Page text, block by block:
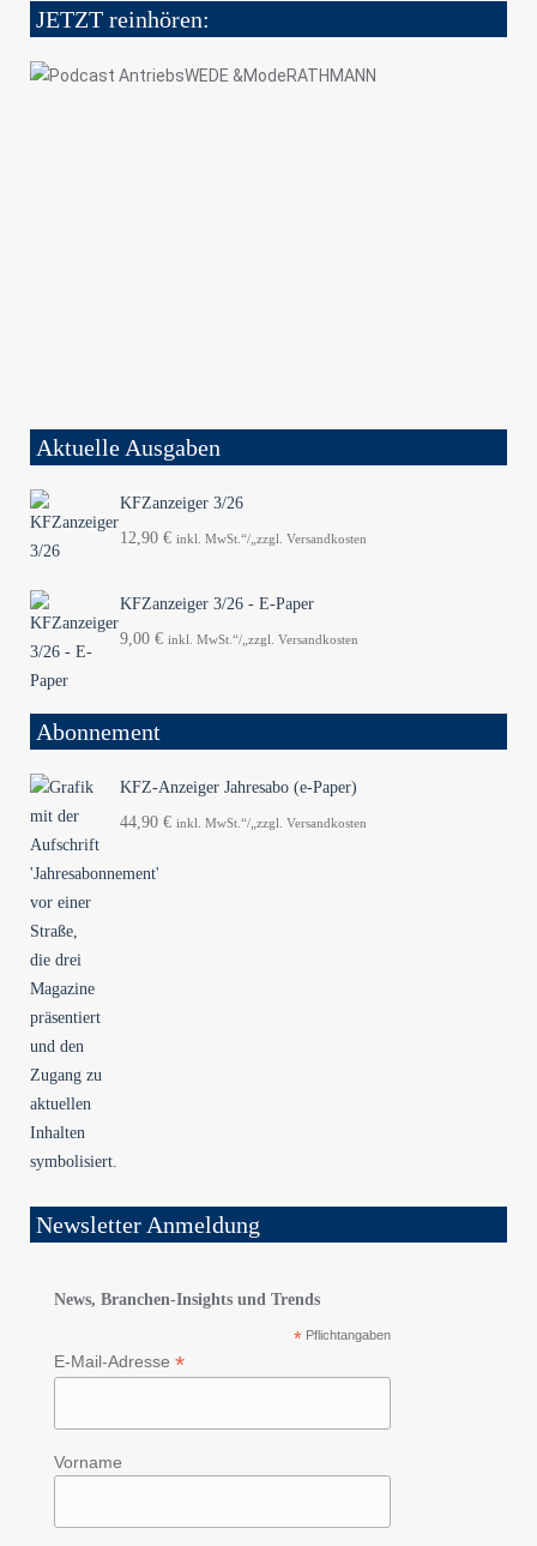
JETZT reinhören:
Aktuelle Ausgaben
KFZanzeiger 3/26
12,90 € inkl. MwSt.“/„zzgl. Versandkosten
KFZanzeiger 3/26 - E-Paper
9,00 € inkl. MwSt.“/„zzgl. Versandkosten
Abonnement
KFZ-Anzeiger Jahresabo (e-Paper)
44,90 € inkl. MwSt.“/„zzgl. Versandkosten
Newsletter Anmeldung
News, Branchen-Insights und Trends
* Pflichtangaben
E-Mail-Adresse *
Vorname